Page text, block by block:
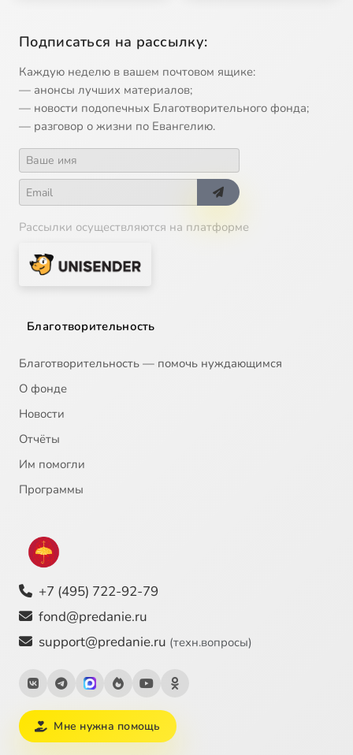
Подписаться на рассылку:
Каждую неделю в вашем почтовом ящике:
— анонсы лучших материалов;
— новости подопечных Благотворительного фонда;
— разговор о жизни по Евангелию.
Рассылки осуществляются на платформе
Благотворительность
Благотворительность — помочь нуждающимся
О фонде
Новости
Отчёты
Им помогли
Программы
+7 (495) 722-92-79
fond@predanie.ru
support@predanie.ru (техн.вопросы)
Мне нужна помощь